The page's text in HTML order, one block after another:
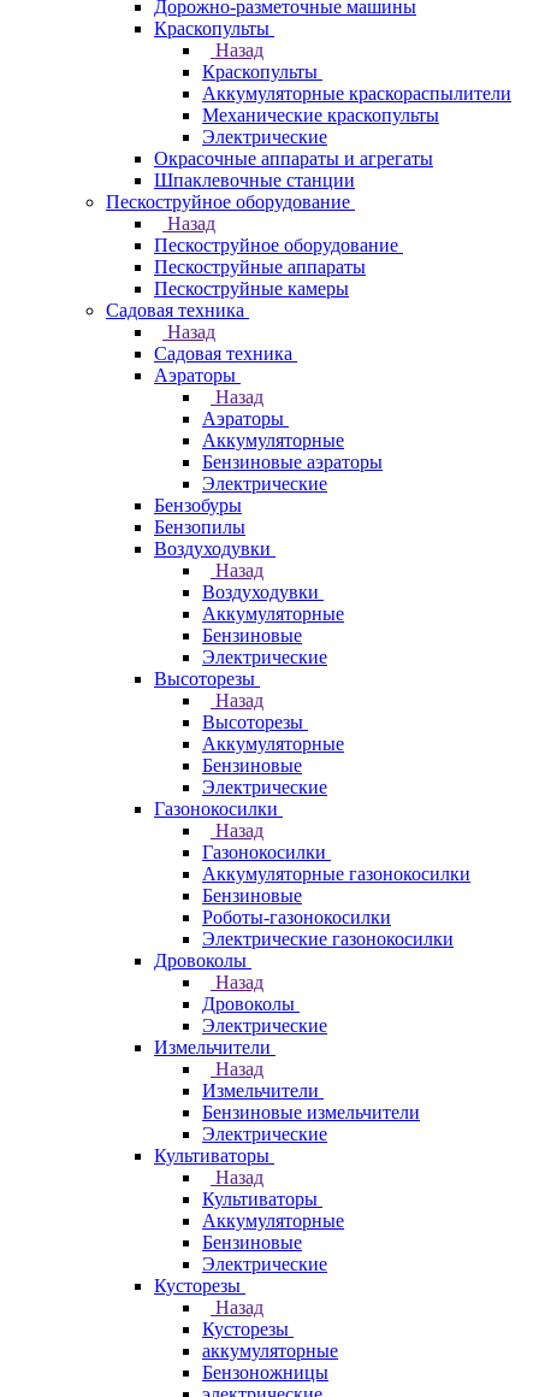
Дорожно-разметочные машины
Краскопульты
Назад
Краскопульты
Аккумуляторные краскораспылители
Механические краскопульты
Электрические
Окрасочные аппараты и агрегаты
Шпаклевочные станции
Пескоструйное оборудование
Назад
Пескоструйное оборудование
Пескоструйные аппараты
Пескоструйные камеры
Садовая техника
Назад
Садовая техника
Аэраторы
Назад
Аэраторы
Аккумуляторные
Бензиновые аэраторы
Электрические
Бензобуры
Бензопилы
Воздуходувки
Назад
Воздуходувки
Аккумуляторные
Бензиновые
Электрические
Высоторезы
Назад
Высоторезы
Аккумуляторные
Бензиновые
Электрические
Газонокосилки
Назад
Газонокосилки
Аккумуляторные газонокосилки
Бензиновые
Роботы-газонокосилки
Электрические газонокосилки
Дровоколы
Назад
Дровоколы
Электрические
Измельчители
Назад
Измельчители
Бензиновые измельчители
Электрические
Культиваторы
Назад
Культиваторы
Аккумуляторные
Бензиновые
Электрические
Кусторезы
Назад
Кусторезы
аккумуляторные
Бензоножницы